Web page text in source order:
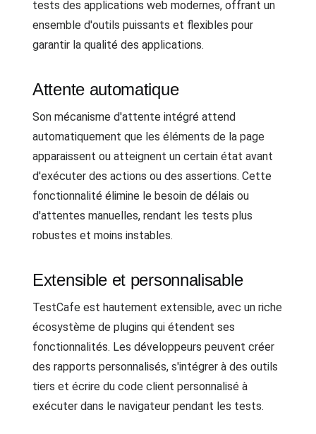
tests des applications web modernes, offrant un
ensemble d'outils puissants et flexibles pour
garantir la qualité des applications.
Attente automatique
Son mécanisme d'attente intégré attend
automatiquement que les éléments de la page
apparaissent ou atteignent un certain état avant
d'exécuter des actions ou des assertions. Cette
fonctionnalité élimine le besoin de délais ou
d'attentes manuelles, rendant les tests plus
robustes et moins instables.
Extensible et personnalisable
TestCafe est hautement extensible, avec un riche
écosystème de plugins qui étendent ses
fonctionnalités. Les développeurs peuvent créer
des rapports personnalisés, s'intégrer à des outils
tiers et écrire du code client personnalisé à
exécuter dans le navigateur pendant les tests.